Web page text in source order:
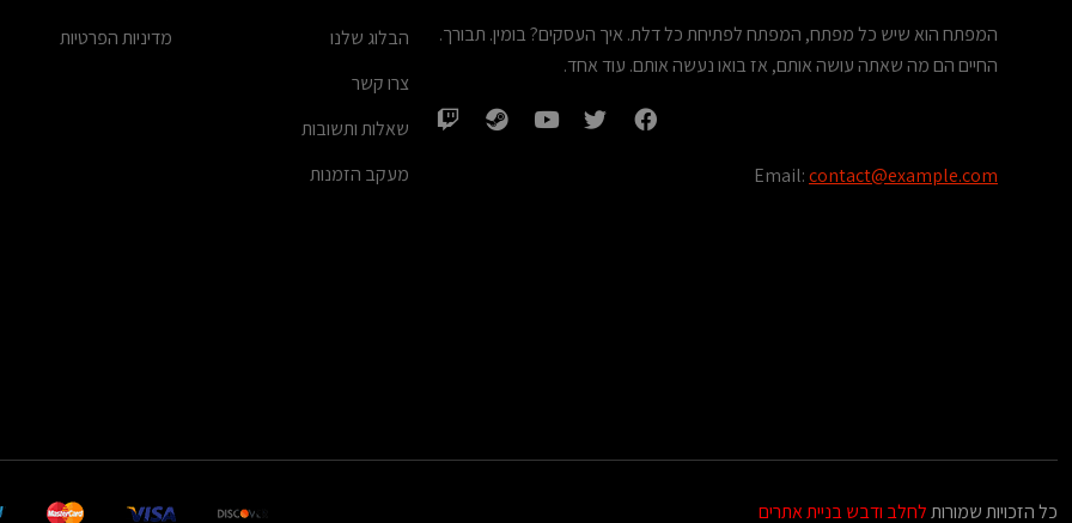
המפתח הוא שיש כל מפתח, המפתח לפתיחת כל דלת. איך העסקים? בומין. תבורך.
החיים הם מה שאתה עושה אותם, אז בואו נעשה אותם. עוד אחד.
Email:contact@example.com
הבלוג שלנו
צרו קשר
שאלות ותשובות
מעקב הזמנות
מדיניות הפרטיות
כל הזכויות שמורותלחלב ודבש בניית אתרים